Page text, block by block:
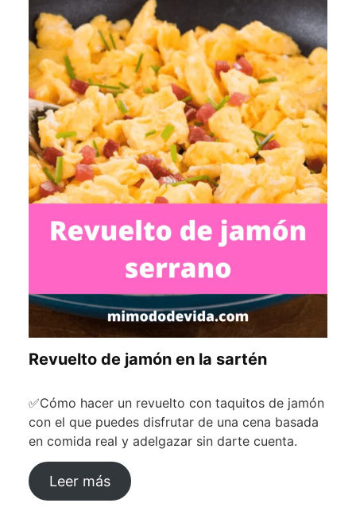
Revuelto de jamón en la sartén
✅Cómo hacer un revuelto con taquitos de jamón
con el que puedes disfrutar de una cena basada
en comida real y adelgazar sin darte cuenta.
Leer más